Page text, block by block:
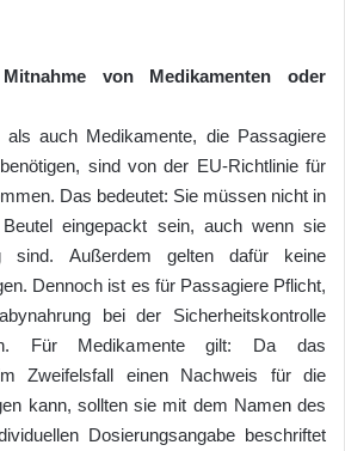
von Medikamenten oder
als auch Medikamente, die Passagiere
sind von der EU-Richtlinie für
Das bedeutet: Sie müssen nicht in
eingepackt sein, auch wenn sie
sind. Außerdem gelten dafür keine
Dennoch ist es für Passagiere Pflicht,
bei der Sicherheitskontrolle
Für Medikamente gilt: Da das
Zweifelsfall einen Nachweis für die
kann, sollten sie mit dem Namen des
Dosierungsangabe beschriftet